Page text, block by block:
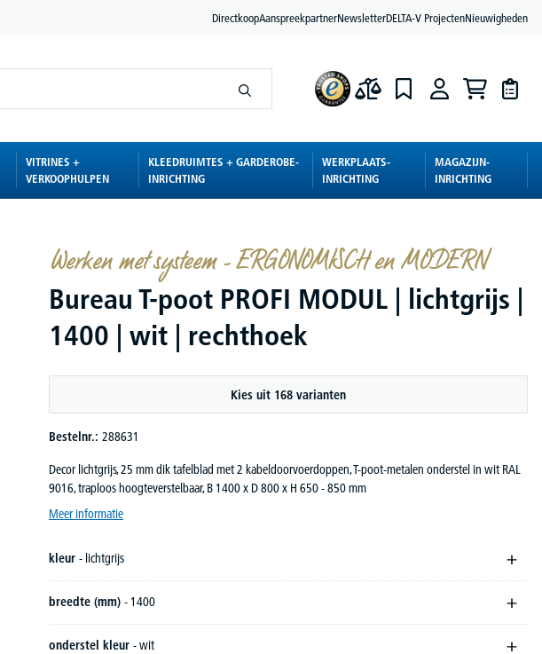
DirectkoopAanspreekpartnerNewsletterDELTA-V ProjectenNieuwigheden
VITRINES +
VERKOOPHULPEN
KLEEDRUIMTES + GARDEROBE-
INRICHTING
WERKPLAATS-
INRICHTING
MAGAZIJN-
INRICHTING
Werken met systeem - ERGONOMISCH en MODERN
Bureau T-poot PROFI MODUL | lichtgrijs |
1400 | wit | rechthoek
Kies uit 168 varianten
Bestelnr.: 288631
Decor lichtgrijs, 25 mm dik tafelblad met 2 kabeldoorvoerdoppen, T-poot-metalen onderstel in wit RAL
9016, traploos hoogteverstelbaar, B 1400 x D 800 x H 650 - 850 mm
Meer informatie
kleur - lichtgrijs
breedte (mm) - 1400
onderstel kleur - wit